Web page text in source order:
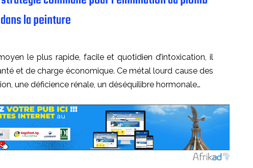
dans la peinture
le plus rapide, facile et quotidien d’intoxication, il
et de charge économique. Ce métal lourd cause des
une déficience rénale, un déséquilibre hormonale…